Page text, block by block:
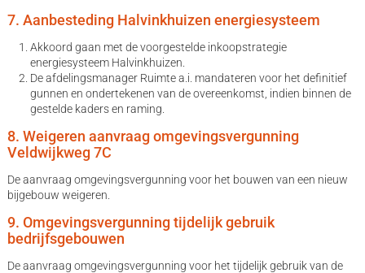
7. Aanbesteding Halvinkhuizen energiesysteem
Akkoord gaan met de voorgestelde inkoopstrategie
energiesysteem Halvinkhuizen.
De afdelingsmanager Ruimte a.i. mandateren voor het definitief
gunnen en ondertekenen van de overeenkomst, indien binnen de
gestelde kaders en raming.
8. Weigeren aanvraag omgevingsvergunning
Veldwijkweg 7C
De aanvraag omgevingsvergunning voor het bouwen van een nieuw
bijgebouw weigeren.
9. Omgevingsvergunning tijdelijk gebruik
bedrijfsgebouwen
De aanvraag omgevingsvergunning voor het tijdelijk gebruik van de